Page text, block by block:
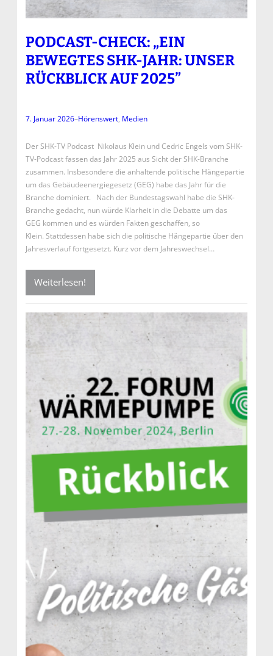
PODCAST-CHECK: „EIN
BEWEGTES SHK-JAHR: UNSER
RÜCKBLICK AUF 2025”
7. Januar 2026–Hörenswert, Medien
Der SHK-TV Podcast Nikolaus Klein und Cedric Engels vom SHK-
TV-Podcast fassen das Jahr 2025 aus Sicht der SHK-Branche
zusammen. Insbesondere die anhaltende politische Hängepartie
um das Gebäudeenergiegesetz (GEG) habe das Jahr für die
Branche dominiert. Nach der Bundestagswahl habe die SHK-
Branche gedacht, nun würde Klarheit in die Debatte um das
GEG kommen und es würden Fakten geschaffen, so
Klein. Stattdessen habe sich die politische Hängepartie über den
Jahresverlauf fortgesetzt. Kurz vor dem Jahreswechsel…
Weiterlesen!